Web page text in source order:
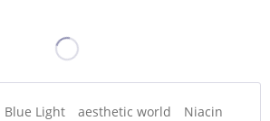
Blue Light aesthetic world Niacin